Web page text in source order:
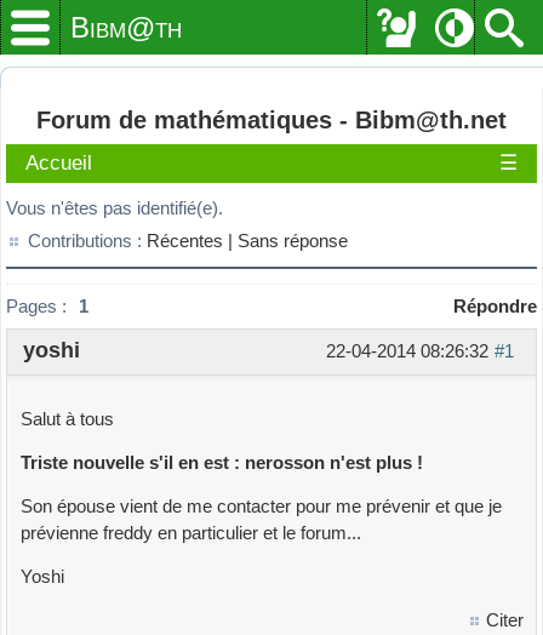
Bibm@th
Forum de mathématiques - Bibm@th.net
Accueil ☰
Vous n'êtes pas identifié(e).
Contributions : Récentes | Sans réponse
Pages : 1 Répondre
#1
22-04-2014 08:26:32
yoshi
Salut à tous
Triste nouvelle s'il en est : nerosson n'est plus !
Son épouse vient de me contacter pour me prévenir et que je
prévienne freddy en particulier et le forum...
Yoshi
Citer